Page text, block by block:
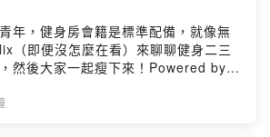
年，健身房會籍是標準配備，就像無
（即便沒怎麼在看）來聊聊健身二三
然後大家一起瘦下來！Powered by